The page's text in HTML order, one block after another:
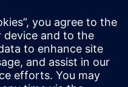
de dados MSSQL para
o intercâmbio de dados
a falhas para garantir a